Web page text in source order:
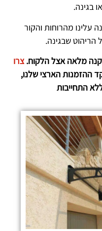
בגינה.
עלינו מהרוחות והקור
הריהוט שבגינה.
מלאה אצל הלקוח.צרו
ההזמנות הארצי שלנו,
ללא התחייבות